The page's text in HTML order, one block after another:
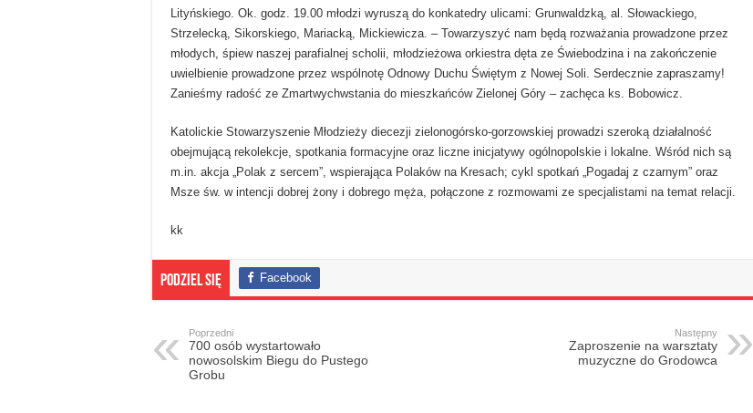
Lityńskiego. Ok. godz. 19.00 młodzi wyruszą do konkatedry ulicami: Grunwaldzką, al. Słowackiego,
Strzelecką, Sikorskiego, Mariacką, Mickiewicza. – Towarzyszyć nam będą rozważania prowadzone przez
młodych, śpiew naszej parafialnej scholii, młodzieżowa orkiestra dęta ze Świebodzina i na zakończenie
uwielbienie prowadzone przez wspólnotę Odnowy Duchu Świętym z Nowej Soli. Serdecznie zapraszamy!
Zanieśmy radość ze Zmartwychwstania do mieszkańców Zielonej Góry – zachęca ks. Bobowicz.
Katolickie Stowarzyszenie Młodzieży diecezji zielonogórsko-gorzowskiej prowadzi szeroką działalność
obejmującą rekolekcje, spotkania formacyjne oraz liczne inicjatywy ogólnopolskie i lokalne. Wśród nich są
m.in. akcja „Polak z sercem”, wspierająca Polaków na Kresach; cykl spotkań „Pogadaj z czarnym” oraz
Msze św. w intencji dobrej żony i dobrego męża, połączone z rozmowami ze specjalistami na temat relacji.
kk
Podziel się Facebook
Poprzedni
700 osób wystartowało
nowosolskim Biegu do Pustego
Grobu
Następny
Zaproszenie na warsztaty
muzyczne do Grodowca